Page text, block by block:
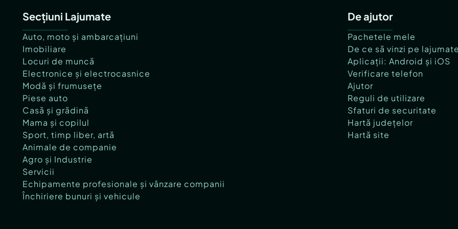
Secțiuni Lajumate
Auto, moto și ambarcațiuni
Imobiliare
Locuri de muncă
Electronice și electrocasnice
Modă și frumusețe
Piese auto
Casă și grădină
Mama și copilul
Sport, timp liber, artă
Animale de companie
Agro și Industrie
Servicii
Echipamente profesionale și vânzare companii
Închiriere bunuri și vehicule
De ajutor
Pachetele mele
De ce să vinzi pe
Aplicații: Android și iOS
Verificare telefon
Ajutor
Reguli de utilizare
Sfaturi de securitate
Hartă județelor
Hartă site